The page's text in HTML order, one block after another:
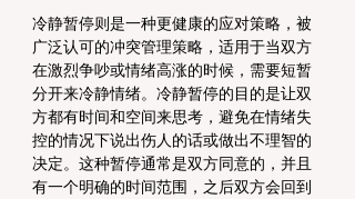
冷静暂停则是一种更健康的应对策略，被
广泛认可的冲突管理策略，适用于当双方
在激烈争吵或情绪高涨的时候，需要短暂
分开来冷静情绪。冷静暂停的目的是让双
方都有时间和空间来思考，避免在情绪失
控的情况下说出伤人的话或做出不理智的
决定。这种暂停通常是双方同意的，并且
有一个明确的时间范围，之后双方会回到